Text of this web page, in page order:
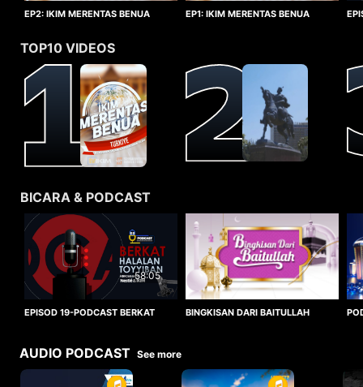
EP2: IKIM MERENTAS BENUA
EP1: IKIM MERENTAS BENUA
TOP10 VIDEOS
BICARA & PODCAST
58:05
EPISOD 19-PODCAST BERKAT
BINGKISAN DARI BAITULLAH
AUDIO PODCAST See more